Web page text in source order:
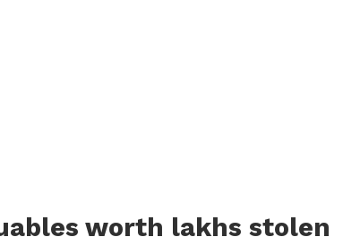
worth lakhs stolen